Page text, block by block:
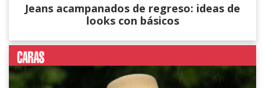
Jeans acampanados de regreso: ideas de
looks con básicos